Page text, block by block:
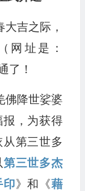
吉之际，
网址是：
了！
佛降世娑婆
，为获得
第三世多
第三世多杰
印》和《藉